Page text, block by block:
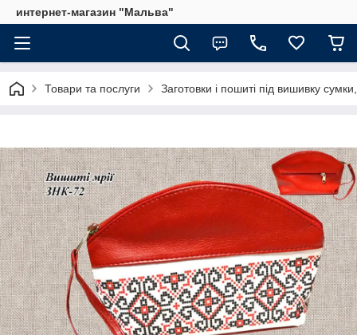
интернет-магазин "Мальва"
Товари та послуги Заготовки і пошиті під вишивку